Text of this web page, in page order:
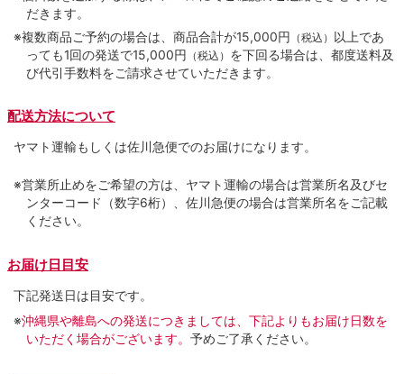
だきます。
※複数商品ご予約の場合は、商品合計が15,000円 （税込） 以上であ
っても1回の発送で15,000円 （税込） を下回る場合は、都度送料及
び代引手数料をご請求させていただきます。
配送方法について
ヤマト運輸もしくは佐川急便でのお届けになります。
※営業所止めをご希望の方は、ヤマト運輸の場合は営業所名及びセ
ンターコード（数字6桁）、佐川急便の場合は営業所名をご記載
ください。
お届け日目安
下記発送日は目安です。
※沖縄県や離島への発送につきましては、下記よりもお届け日数を
いただく場合がございます。 予めご了承ください。